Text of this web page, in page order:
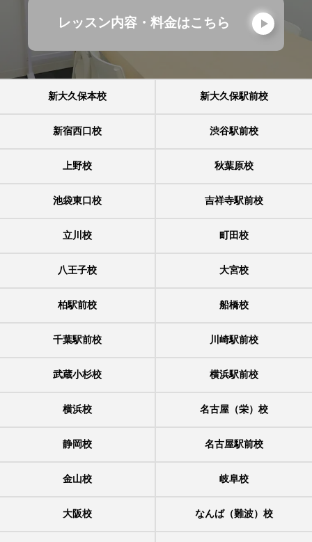
レッスン内容・料金はこちら
新大久保本校 新大久保駅前校
新宿西口校 渋谷駅前校
上野校 秋葉原校
池袋東口校 吉祥寺駅前校
立川校 町田校
八王子校 大宮校
柏駅前校 船橋校
千葉駅前校 川崎駅前校
武蔵小杉校 横浜駅前校
横浜校 名古屋（栄）校
静岡校 名古屋駅前校
金山校 岐阜校
大阪校 なんば（難波）校